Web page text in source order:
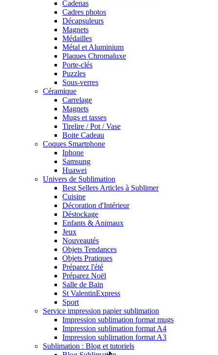
Cadenas
Cadres photos
Décapsuleurs
Magnets
Médailles
Métal et Aluminium
Plaques Chromaluxe
Porte-clés
Puzzles
Sous-verres
Céramique
Carrelage
Magnets
Mugs et tasses
Tirelire / Pot / Vase
Boite Cadeau
Coques Smartphone
Iphone
Samsung
Huawei
Univers de Sublimation
Best Sellers Articles à Sublimer
Cuisine
Décoration d'Intérieur
Déstockage
Enfants & Animaux
Jeux
Nouveautés
Objets Tendances
Objets Pratiques
Préparez l'été
Préparez Noël
Salle de Bain
St ValentinExpress
Sport
Service impression papier sublimation
Impression sublimation format mugs
Impression sublimation format A4
Impression sublimation format A3
Sublimation : Blog et tutoriels